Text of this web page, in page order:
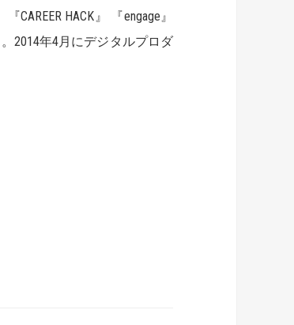
HACK』 『engage』
2014年4月にデジタルプロダ